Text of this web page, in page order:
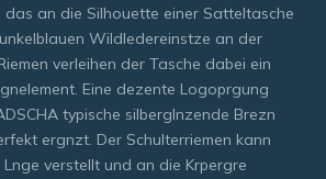
das an die Silhouette einer Satteltasche
Wildledereinstze an der
verleihen der Tasche dabei ein
Eine dezente Logoprgung
typische silberglnzende Brezn
ergnzt. Der Schulterriemen kann
verstellt und an die Krpergre